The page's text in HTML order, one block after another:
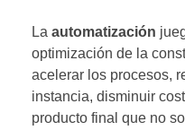
La automatización
optimización de la
acelerar los procesos,
instancia, disminuir
producto final que no